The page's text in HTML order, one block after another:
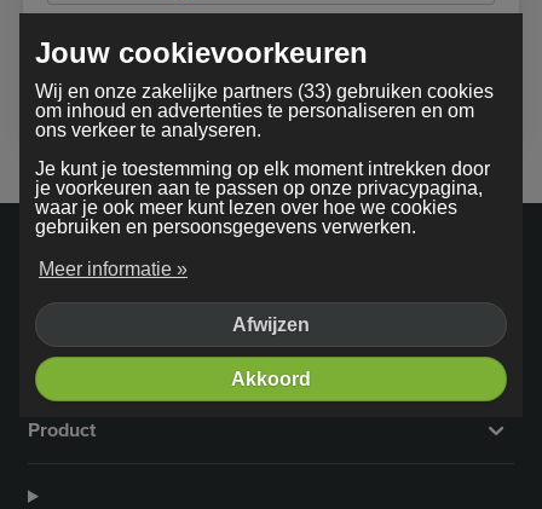
algemene voorwaarden
Bedrijf
Product
Jouw cookievoorkeuren
Wij en onze zakelijke partners (33) gebruiken cookies
om inhoud en advertenties te personaliseren en om
ons verkeer te analyseren.
Je kunt je toestemming op elk moment intrekken door
je voorkeuren aan te passen op onze privacypagina,
waar je ook meer kunt lezen over hoe we cookies
gebruiken en persoonsgegevens verwerken.
Meer informatie »
Afwijzen
Akkoord